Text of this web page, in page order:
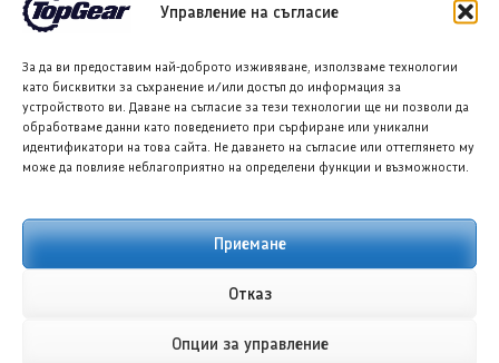
Управление на съгласие
За да ви предоставим най-доброто изживяване, използваме технологии
като бисквитки за съхранение и/или достъп до информация за
устройството ви. Даване на съгласие за тези технологии ще ни позволи да
обработваме данни като поведението при сърфиране или уникални
идентификатори на това сайта. Не даването на съгласие или оттеглянето му
може да повлияе неблагоприятно на определени функции и възможности.
Приемане
Отказ
Опции за управление
НОВИ ПУБЛИКАЦИИ